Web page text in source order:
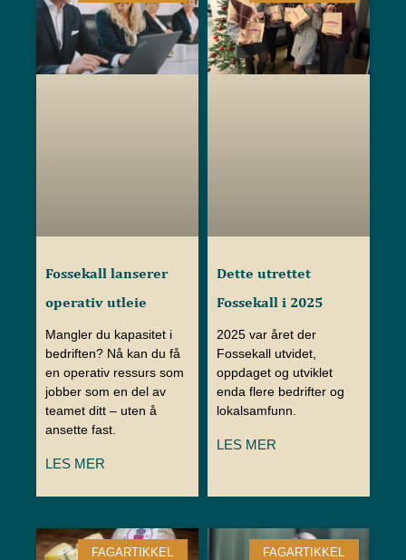
Fossekall lanserer
operativ utleie
Mangler du kapasitet i
bedriften? Nå kan du få
en operativ ressurs som
jobber som en del av
teamet ditt – uten å
ansette fast.
LES MER
Dette utrettet
Fossekall i 2025
2025 var året der
Fossekall utvidet,
oppdaget og utviklet
enda flere bedrifter og
lokalsamfunn.
LES MER
FAGARTIKKEL FAGARTIKKEL